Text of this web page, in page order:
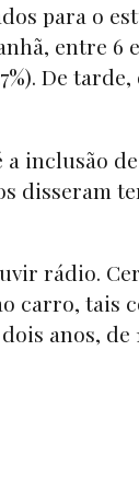
para o
entre 6
De
inclusão
disseram
rádio.
carro, tais
anos, de